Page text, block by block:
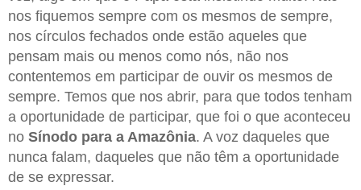
nos fiquemos sempre com os mesmos de sempre,
nos círculos fechados onde estão aqueles que
pensam mais ou menos como nós, não nos
contentemos em participar de ouvir os mesmos de
sempre. Temos que nos abrir, para que todos tenham
a oportunidade de participar, que foi o que aconteceu
no Sínodo para a Amazônia. A voz daqueles que
nunca falam, daqueles que não têm a oportunidade
de se expressar.